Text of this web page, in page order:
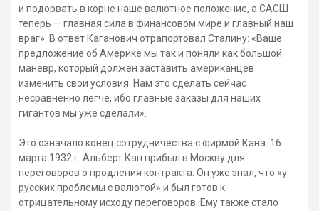
и подорвать в корне наше валютное положение, а САСШ
теперь — главная сила в финансовом мире и главный наш
враг». В ответ Каганович отрапортовал Сталину: «Ваше
предложение об Америке мы так и поняли как большой
маневр, который должен заставить американцев
изменить свои условия. Нам это сделать сейчас
несравненно легче, ибо главные заказы для наших
гигантов мы уже сделали».
Это означало конец сотрудничества с фирмой Кана. 16
марта 1932 г. Альберт Кан прибыл в Москву для
переговоров о продления контракта. Он уже знал, что «у
русских проблемы с валютой» и был готов к
отрицательному исходу переговоров. Ему также стало